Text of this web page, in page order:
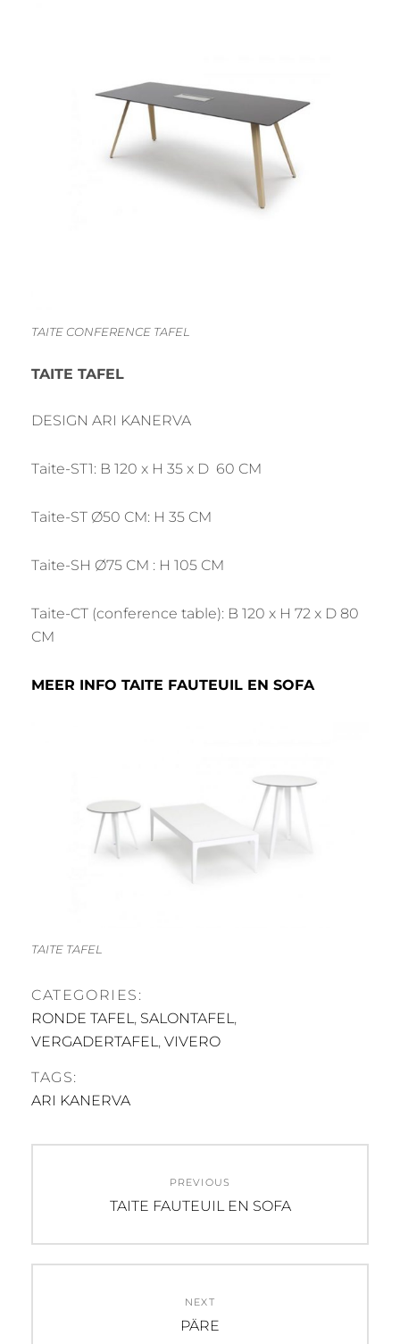
TAITE CONFERENCE TAFEL
TAITE TAFEL
DESIGN ARI KANERVA
Taite-ST1: B 120 x H 35 x D 60 CM
Taite-ST Ø50 CM: H 35 CM
Taite-SH Ø75 CM : H 105 CM
Taite-CT (conference table): B 120 x H 72 x D 80
CM
MEER INFO TAITE FAUTEUIL EN SOFA
TAITE TAFEL
CATEGORIES:
RONDE TAFEL, SALONTAFEL,
VERGADERTAFEL, VIVERO
TAGS:
ARI KANERVA
navigation
PREVIOUS
Previous
TAITE FAUTEUIL EN SOFA
NEXT
Next
PÄRE